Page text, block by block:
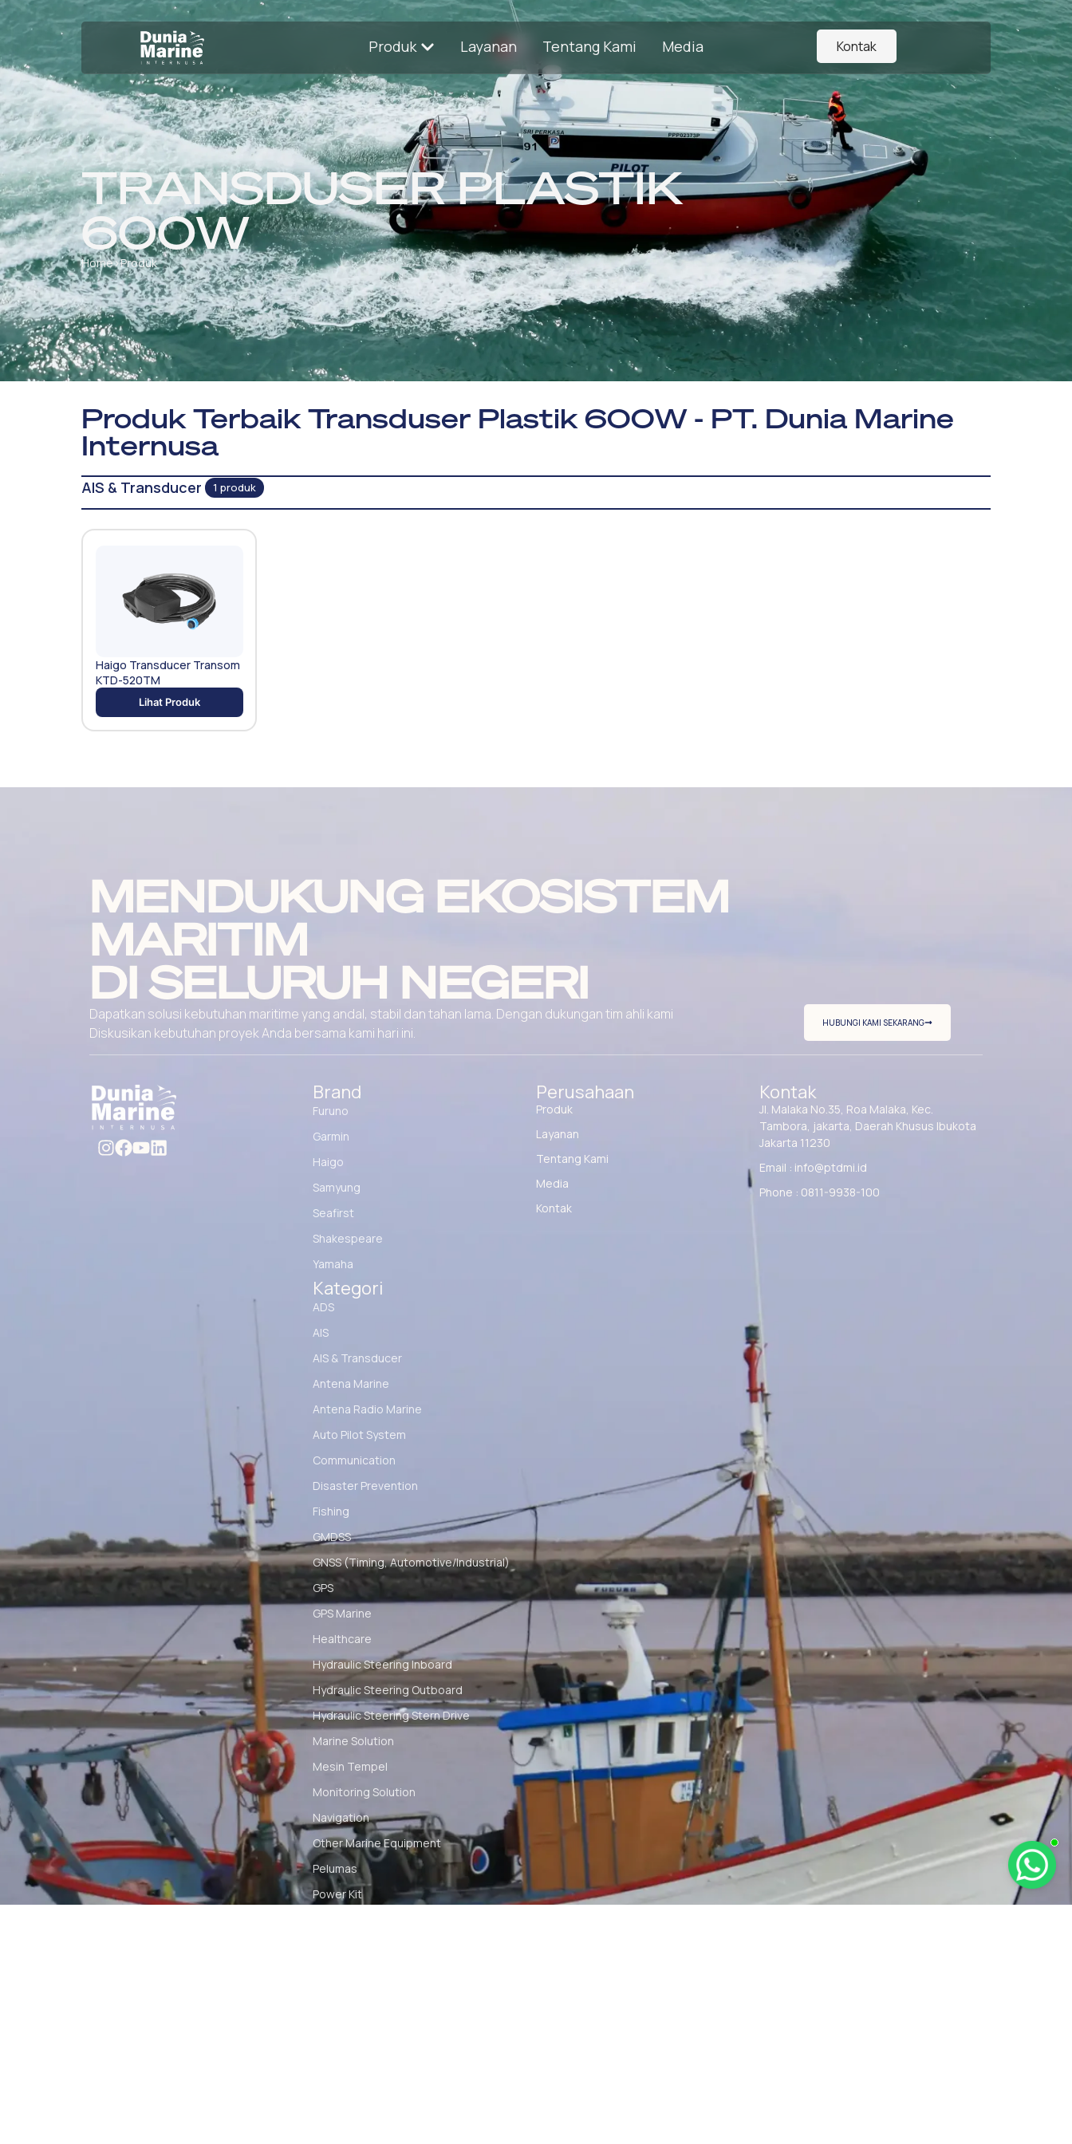
Produk Layanan Tentang Kami Media Kontak
TRANSDUSER PLASTIK
600W
Home›Produk
Produk Terbaik Transduser Plastik 600W - PT. Dunia Marine
Internusa
AIS & Transducer 1 produk
Haigo Transducer Transom
KTD-520TM
Lihat Produk
MENDUKUNG EKOSISTEM
MARITIM
DI SELURUH NEGERI
Dapatkan solusi kebutuhan maritime yang andal, stabil dan tahan lama. Dengan dukungan tim ahli kami
Diskusikan kebutuhan proyek Anda bersama kami hari ini.
HUBUNGI KAMI SEKARANG
Brand
Furuno
Garmin
Haigo
Samyung
Seafirst
Shakespeare
Yamaha
Kategori
ADS
AIS
AIS & Transducer
Antena Marine
Antena Radio Marine
Auto Pilot System
Communication
Disaster Prevention
Fishing
GMDSS
GNSS (Timing, Automotive/Industrial)
GPS
GPS Marine
Healthcare
Hydraulic Steering Inboard
Hydraulic Steering Outboard
Hydraulic Steering Stern Drive
Marine Solution
Mesin Tempel
Monitoring Solution
Navigation
Other Marine Equipment
Pelumas
Power Kit
Perusahaan
Produk
Layanan
Tentang Kami
Media
Kontak
Kontak
Jl. Malaka No.35, Roa Malaka, Kec.
Tambora, jakarta, Daerah Khusus Ibukota
Jakarta 11230
Email : info@ptdmi.id
Phone : 0811-9938-100